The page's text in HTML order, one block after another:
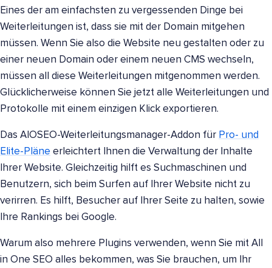
Eines der am einfachsten zu vergessenden Dinge bei
Weiterleitungen ist, dass sie mit der Domain mitgehen
müssen. Wenn Sie also die Website neu gestalten oder zu
einer neuen Domain oder einem neuen CMS wechseln,
müssen all diese Weiterleitungen mitgenommen werden.
Glücklicherweise können Sie jetzt alle Weiterleitungen und
Protokolle mit einem einzigen Klick exportieren.
Das AIOSEO-Weiterleitungsmanager-Addon für Pro- und
Elite-Pläne erleichtert Ihnen die Verwaltung der Inhalte
Ihrer Website. Gleichzeitig hilft es Suchmaschinen und
Benutzern, sich beim Surfen auf Ihrer Website nicht zu
verirren. Es hilft, Besucher auf Ihrer Seite zu halten, sowie
Ihre Rankings bei Google.
Warum also mehrere Plugins verwenden, wenn Sie mit All
in One SEO alles bekommen, was Sie brauchen, um Ihr